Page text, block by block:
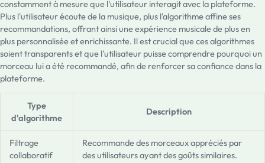
constamment à mesure que l'utilisateur interagit avec la plateforme.
Plus l'utilisateur écoute de la musique, plus l'algorithme affine ses
recommandations, offrant ainsi une expérience musicale de plus en
plus personnalisée et enrichissante. Il est crucial que ces algorithmes
soient transparents et que l'utilisateur puisse comprendre pourquoi un
morceau lui a été recommandé, afin de renforcer sa confiance dans la
plateforme.
Type
d'algorithme
Description
Filtrage
collaboratif
Recommande des morceaux appréciés par
des utilisateurs ayant des goûts similaires.